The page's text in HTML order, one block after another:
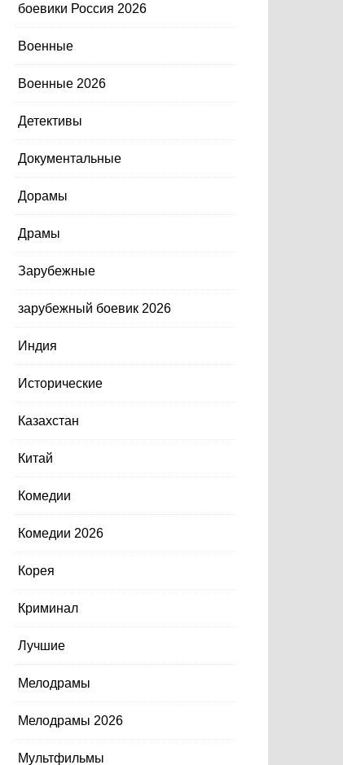
боевики Россия 2026
Военные
Военные 2026
Детективы
Документальные
Дорамы
Драмы
Зарубежные
зарубежный боевик 2026
Индия
Исторические
Казахстан
Китай
Комедии
Комедии 2026
Корея
Криминал
Лучшие
Мелодрамы
Мелодрамы 2026
Мультфильмы